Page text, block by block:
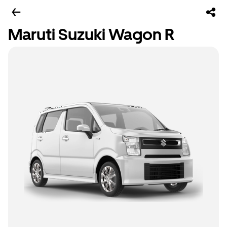
Maruti Suzuki Wagon R